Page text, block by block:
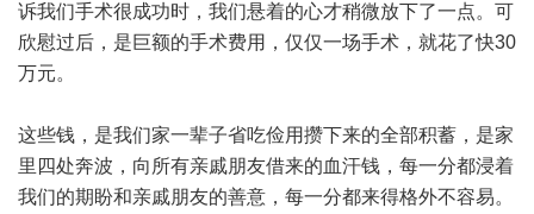
诉我们手术很成功时，我们悬着的心才稍微放下了一点。可
欣慰过后，是巨额的手术费用，仅仅一场手术，就花了快30
万元。
这些钱，是我们家一辈子省吃俭用攒下来的全部积蓄，是家
里四处奔波，向所有亲戚朋友借来的血汗钱，每一分都浸着
我们的期盼和亲戚朋友的善意，每一分都来得格外不容易。